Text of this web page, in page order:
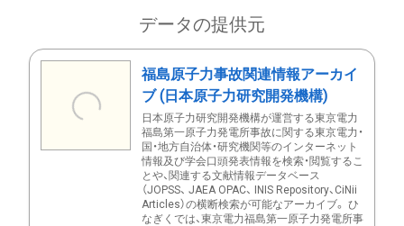
データの提供元
福島原子力事故関連情報アーカイ
ブ (日本原子力研究開発機構)
日本原子力研究開発機構が運営する東京電力
福島第一原子力発電所事故に関する東京電力・
国・地方自治体・研究機関等のインターネット
情報及び学会口頭発表情報を検索・閲覧するこ
とや、関連する文献情報データベース
（JOPSS、 JAEA OPAC、 INIS Repository、CiNii
Articles）の横断検索が可能なアーカイブ。 ひ
なぎくでは、東京電力福島第一原子力発電所事